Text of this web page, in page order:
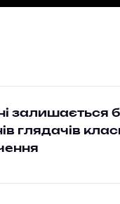
залишається
глядачів